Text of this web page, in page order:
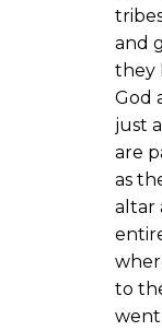
and
they
God
just
are
as
altar
to
went